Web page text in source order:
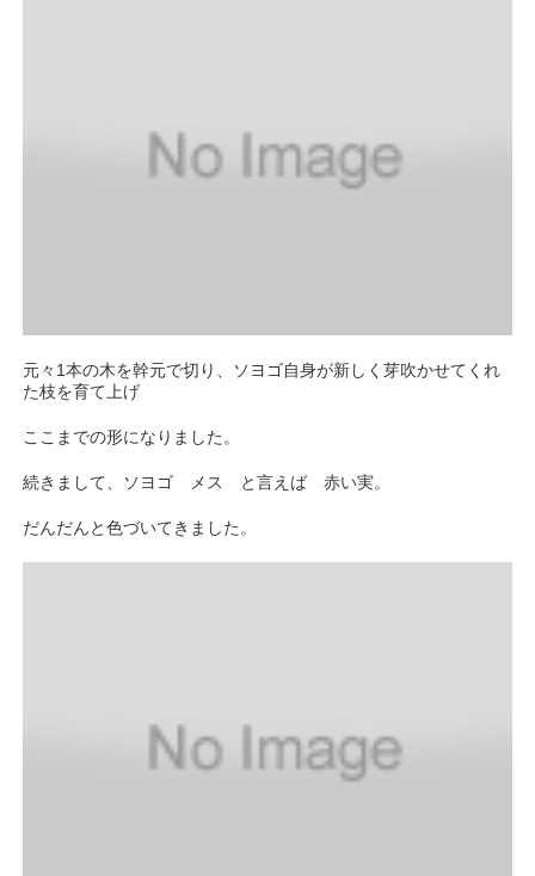
元々1本の木を幹元で切り、ソヨゴ自身が新しく芽吹かせてくれ
た枝を育て上げ
ここまでの形になりました。
続きまして、ソヨゴ メス と言えば 赤い実。
だんだんと色づいてきました。